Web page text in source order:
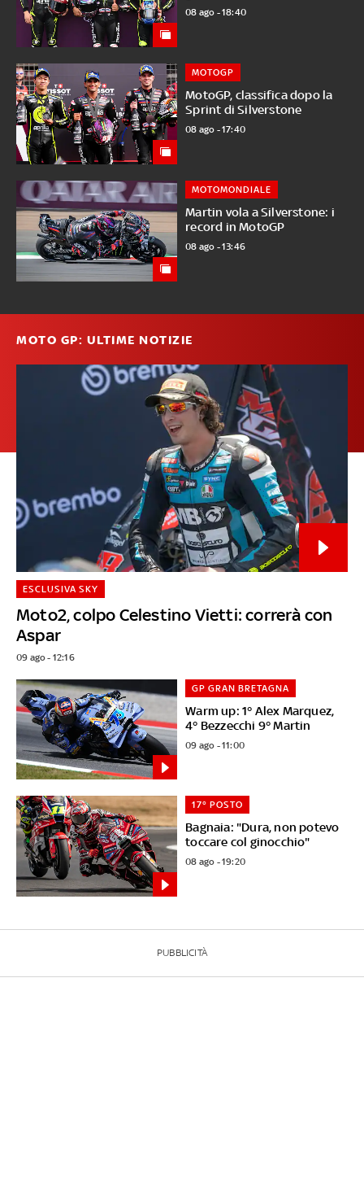
08 ago - 18:40
MotoGP, classifica dopo la
Sprint di Silverstone
MOTOGP
08 ago - 17:40
Martin vola a Silverstone: i
record in MotoGP
MOTOMONDIALE
08 ago - 13:46
MOTO GP: ULTIME NOTIZIE
Moto2, colpo Celestino Vietti: correrà con
Aspar
ESCLUSIVA SKY
09 ago - 12:16
Warm up: 1° Alex Marquez,
4° Bezzecchi 9° Martin
GP GRAN BRETAGNA
09 ago - 11:00
Bagnaia: "Dura, non potevo
toccare col ginocchio"
17° POSTO
08 ago - 19:20
PUBBLICITÀ